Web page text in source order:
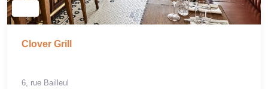
Clover Grill
6, rue Bailleul